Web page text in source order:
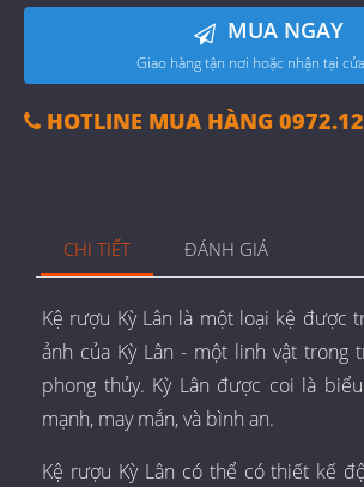
MUA NGAY
Giao hàng tận nơi hoặc nhận tại
HOTLINE MUA HÀNG
CHI TIẾT ĐÁNH GIÁ
Kệ rượu Kỳ Lân là một loại kệ được
ảnh của Kỳ Lân - một linh vật trong
phong thủy. Kỳ Lân được coi là
mạnh, may mắn, và bình an.
Kệ rượu Kỳ Lân có thể có thiết kế